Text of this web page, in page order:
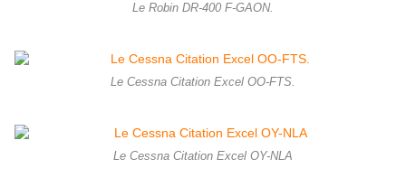
Le Robin DR-400 F-GAON.
Le Cessna Citation Excel OO-FTS.
Le Cessna Citation Excel OY-NLA